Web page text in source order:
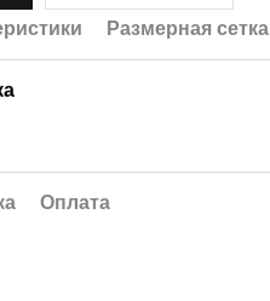
Размерная сетка
Оплата